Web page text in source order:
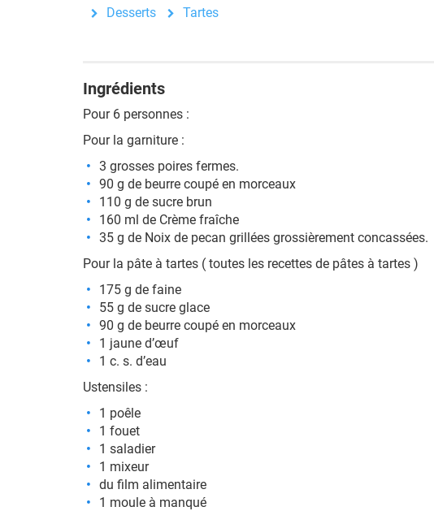
Desserts
Tartes
Ingrédients
Pour 6 personnes :
Pour la garniture :
3 grosses poires fermes.
90 g de beurre coupé en morceaux
110 g de sucre brun
160 ml de Crème fraîche
35 g de Noix de pecan grillées grossièrement concassées.
Pour la pâte à tartes ( toutes les recettes de pâtes à tartes )
175 g de faine
55 g de sucre glace
90 g de beurre coupé en morceaux
1 jaune d’œuf
1 c. s. d’eau
Ustensiles :
1 poêle
1 fouet
1 saladier
1 mixeur
du film alimentaire
1 moule à manqué